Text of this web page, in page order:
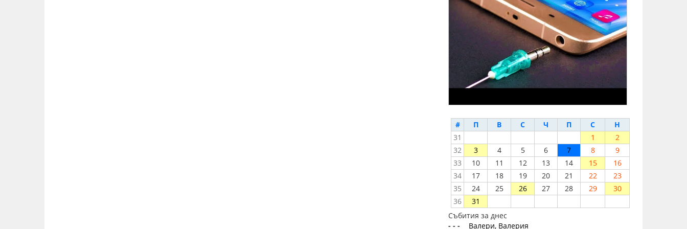
# П В С Ч П С
Н
31
1
2
32
3 4 5 6 7 8
9
33
10 11 12 13 14 15
16
34
17 18 19 20 21 22
23
35
24 25 26 27 28 29
30
36
31
Събития за днес
- - -
Валери, Валерия